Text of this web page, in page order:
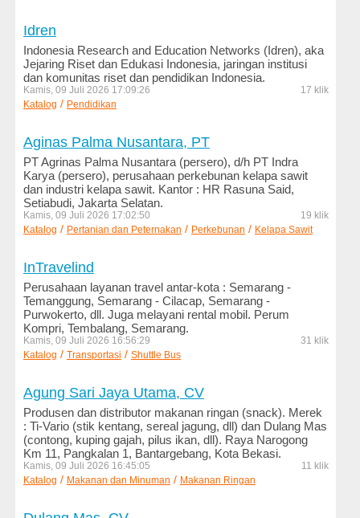
Mesin
LSM
dan
Ornop
Makanan
dan
Minuman
Media
dan
Penerbitan
Media
Online
Militer
dan
Sekuriti
dan
Motor
Mode
dan
Busana
Idren
Indonesia Research and Education Networks (Idren), aka
Jejaring Riset dan Edukasi Indonesia, jaringan institusi
dan komunitas riset dan pendidikan Indonesia.
Kamis, 09 Juli 2026 17:09:26
17 klik
Katalog / Pendidikan
Aginas Palma Nusantara, PT
PT Agrinas Palma Nusantara (persero), d/h PT Indra
Karya (persero), perusahaan perkebunan kelapa sawit
dan industri kelapa sawit. Kantor : HR Rasuna Said,
Setiabudi, Jakarta Selatan.
Kamis, 09 Juli 2026 17:02:50
19 klik
Katalog / Pertanian dan Peternakan / Perkebunan / Kelapa Sawit
InTravelind
Perusahaan layanan travel antar-kota : Semarang -
Temanggung, Semarang - Cilacap, Semarang -
Purwokerto, dll. Juga melayani rental mobil. Perum
Kompri, Tembalang, Semarang.
Kamis, 09 Juli 2026 16:56:29
31 klik
Katalog / Transportasi / Shuttle Bus
Agung Sari Jaya Utama, CV
Produsen dan distributor makanan ringan (snack). Merek
: Ti-Vario (stik kentang, sereal jagung, dll) dan Dulang Mas
(contong, kuping gajah, pilus ikan, dll). Raya Narogong
Km 11, Pangkalan 1, Bantargebang, Kota Bekasi.
Kamis, 09 Juli 2026 16:45:05
11 klik
Katalog / Makanan dan Minuman / Makanan Ringan